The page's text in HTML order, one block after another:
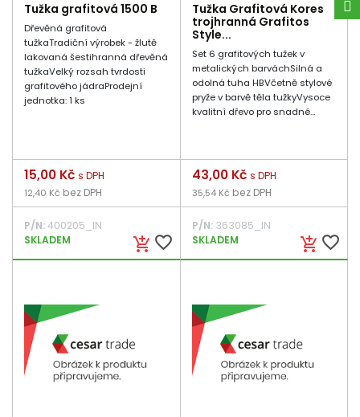
Tužka grafitová 1500 B
Dřevěná grafitová
tužkaTradiční výrobek - žlutě
lakovaná šestihranná dřevěná
tužkaVelký rozsah tvrdosti
grafitového jádraProdejní
jednotka: 1 ks
add_shopping_cart favorite_border
Cena
15,00 Kč s DPH
12,40 Kč bez DPH
P/N:400205_IN
SKLADEM
Tužka Grafitová Kores
trojhranná Grafitos
Style...
Set 6 grafitových tužek v
metalických barváchSilná a
odolná tuha HBVčetně stylové
pryže v barvě těla tužkyVysoce
kvalitní dřevo pro snadné...
add_shopping_cart favorite_border
Cena
43,00 Kč s DPH
35,54 Kč bez DPH
P/N:363085_IN
SKLADEM